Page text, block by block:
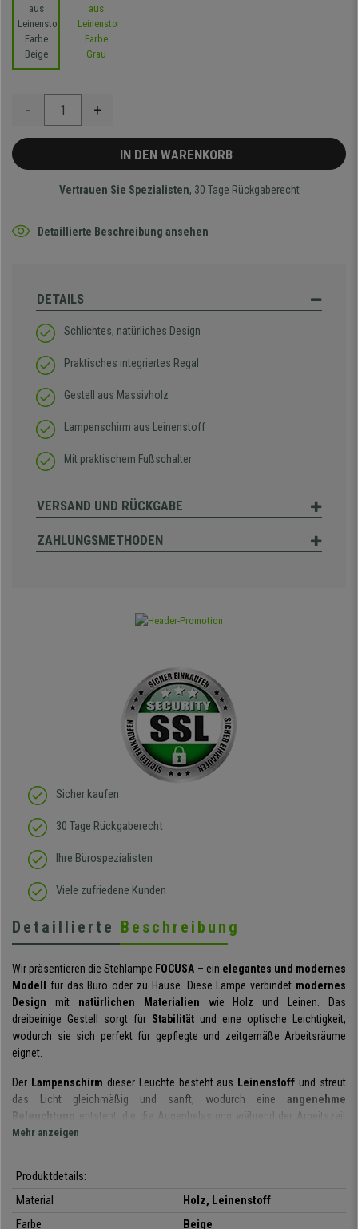
- +
IN DEN WARENKORB
Vertrauen Sie Spezialisten, 30 Tage Rückgaberecht
Detaillierte Beschreibung ansehen
DETAILS
Schlichtes, natürliches Design
Praktisches integriertes Regal
Gestell aus Massivholz
Lampenschirm aus Leinenstoff
Mit praktischem Fußschalter
VERSAND UND RÜCKGABE
ZAHLUNGSMETHODEN
Sicher kaufen
30 Tage Rückgaberecht
Ihre Bürospezialisten
Viele zufriedene Kunden
Detaillierte Beschreibung
Wir präsentieren die Stehlampe FOCUSA – ein elegantes und modernes
Modell
für das Büro oder zu Hause. Diese Lampe verbindet modernes
Design mit natürlichen Materialien wie Holz und Leinen. Das
dreibeinige Gestell sorgt für Stabilität und eine optische Leichtigkeit,
wodurch sie sich perfekt für gepflegte und zeitgemäße Arbeitsräume
eignet.
Der Lampenschirm dieser Leuchte besteht aus Leinenstoff und streut
das Licht gleichmäßig und sanft, wodurch eine angenehme
Beleuchtung
entsteht, die die Augenbelastung während der Arbeitszeit
verringert. Sie funktioniert mit einer E27-Glühbirne mit maximal 40 W (nicht
Dank ihresschlichten Designs
verschiedene Büroeinrichtungsstileein, vom nordischen über den
Mehr anzeigen
Produktdetails:
Material
Holz, Leinenstoff
Farbe
Beige